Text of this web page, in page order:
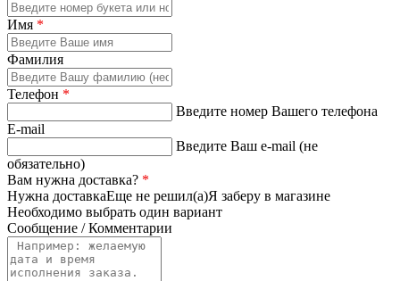
Имя *
Фамилия
Телефон *
Введите номер Вашего телефона
E-mail
Введите Ваш e-mail (не
обязательно)
Вам нужна доставка? *
Нужна доставкаЕще не решил(а)Я заберу в магазине
Необходимо выбрать один вариант
Сообщение / Комментарии